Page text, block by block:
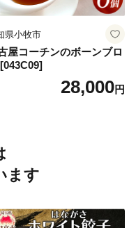
県小牧市
屋コーチンのボーンブロ
28,000円
ます